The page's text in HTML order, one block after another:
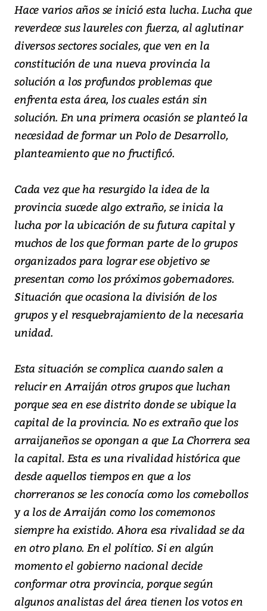
Hace varios años se inició esta lucha. Lucha que
reverdece sus laureles con fuerza, al aglutinar
diversos sectores sociales, que ven en la
constitución de una nueva provincia la
solución a los profundos problemas que
enfrenta esta área, los cuales están sin
solución. En una primera ocasión se planteó la
necesidad de formar un Polo de Desarrollo,
planteamiento que no fructificó.
Cada vez que ha resurgido la idea de la
provincia sucede algo extraño, se inicia la
lucha por la ubicación de su futura capital y
muchos de los que forman parte de lo grupos
organizados para lograr ese objetivo se
presentan como los próximos gobernadores.
Situación que ocasiona la división de los
grupos y el resquebrajamiento de la necesaria
unidad.
Esta situación se complica cuando salen a
relucir en Arraiján otros grupos que luchan
porque sea en ese distrito donde se ubique la
capital de la provincia. No es extraño que los
arraijaneños se opongan a que La Chorrera sea
la capital. Esta es una rivalidad histórica que
desde aquellos tiempos en que a los
chorreranos se les conocía como los comebollos
y a los de Arraiján como los comemonos
siempre ha existido. Ahora esa rivalidad se da
en otro plano. En el político. Si en algún
momento el gobierno nacional decide
conformar otra provincia, porque según
algunos analistas del área tienen los votos en